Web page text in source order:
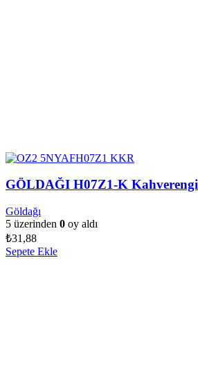
GÖLDAĞI H07Z1-K
Göldağı
5 üzerinden 0 oy aldı
₺31,88
Sepete Ekle